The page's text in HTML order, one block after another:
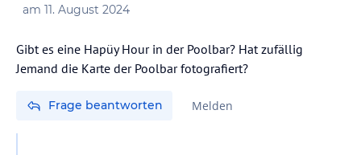
am 11. August 2024
Gibt es eine Hapüy Hour in der Poolbar? Hat zufällig
Jemand die Karte der Poolbar fotografiert?
Frage beantworten Melden